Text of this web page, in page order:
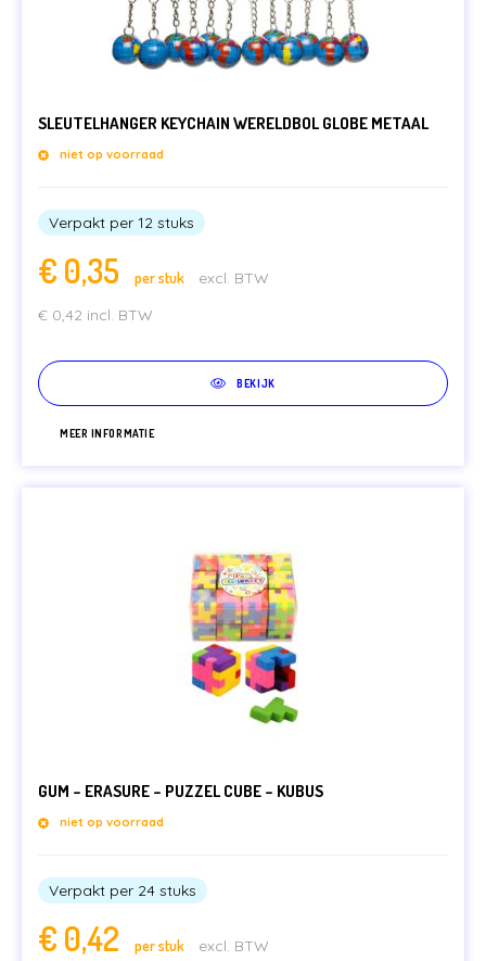
SLEUTELHANGER KEYCHAIN WERELDBOL GLOBE METAAL
niet op voorraad
Verpakt per 12 stuks
€ 0,35 per stuk
excl. BTW
€ 0,42 incl. BTW
BEKIJK
MEER INFORMATIE
GUM – ERASURE – PUZZEL CUBE – KUBUS
niet op voorraad
Verpakt per 24 stuks
€ 0,42 per stuk
excl. BTW